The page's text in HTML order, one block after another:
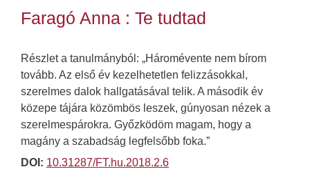
Faragó Anna : Te tudtad
Részlet a tanulmányból: „Háromévente nem bírom
tovább. Az első év kezelhetetlen felizzásokkal,
szerelmes dalok hallgatásával telik. A második év
közepe tájára közömbös leszek, gúnyosan nézek a
szerelmespárokra. Győzködöm magam, hogy a
magány a szabadság legfelsőbb foka.”
DOI: 10.31287/FT.hu.2018.2.6